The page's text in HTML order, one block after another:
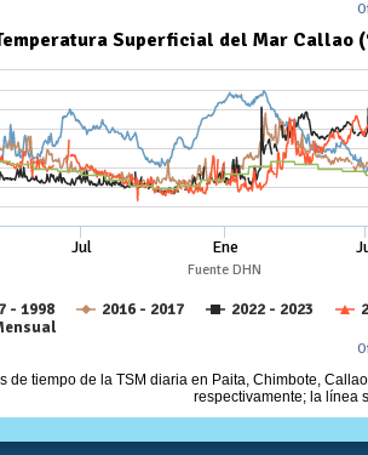
de tiempo de la TSM diaria en Paita, Chimbote,
respectivamente; la línea